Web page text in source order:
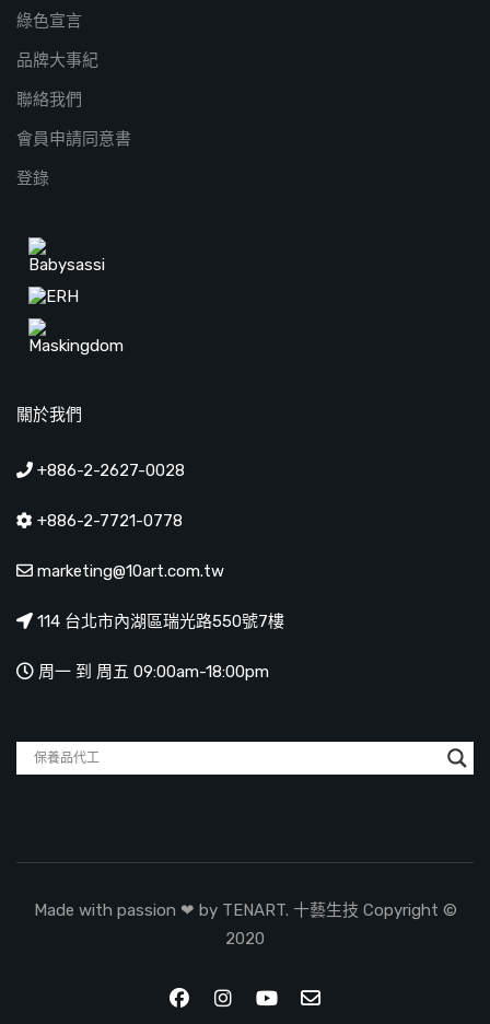
綠色宣言
品牌大事紀
聯絡我們
會員申請同意書
登錄
關於我們
+886-2-2627-0028
+886-2-7721-0778
marketing@10art.com.tw
114 台北市內湖區瑞光路550號7樓
周一 到 周五 09:00am-18:00pm
Made with passion ❤ by TENART. 十藝生技 Copyright ©
2020